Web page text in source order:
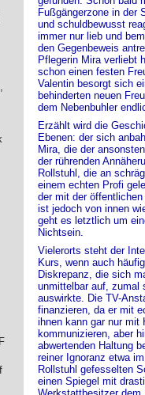
Fußgängerzone in der
und schuldbewusst
immer nur lieb und
den Gegenbeweis
Pflegerin Mira verliebt
schon einen festen
Valentin besorgt sich
behinderten neuen
dem Nebenbuhler
Erzählt wird die
Ebenen: der sich
Mira, die der
der rührenden
Rollstuhl, die an
einem echten Profi
der mit der
ist jedoch von innen
geht es letztlich um
Nichtsein.
Vielerorts steht der
Kurs, wenn auch
Diskrepanz, die sich
unmittelbar auf, zumal
auswirkte. Die TV-
finanzieren, da er mit
ihnen kann gar nur mit
kommunizieren, aber
abwertenden Haltung
reiner Ignoranz etwa
Rollstuhl gefesselten
einen Spiegel mit